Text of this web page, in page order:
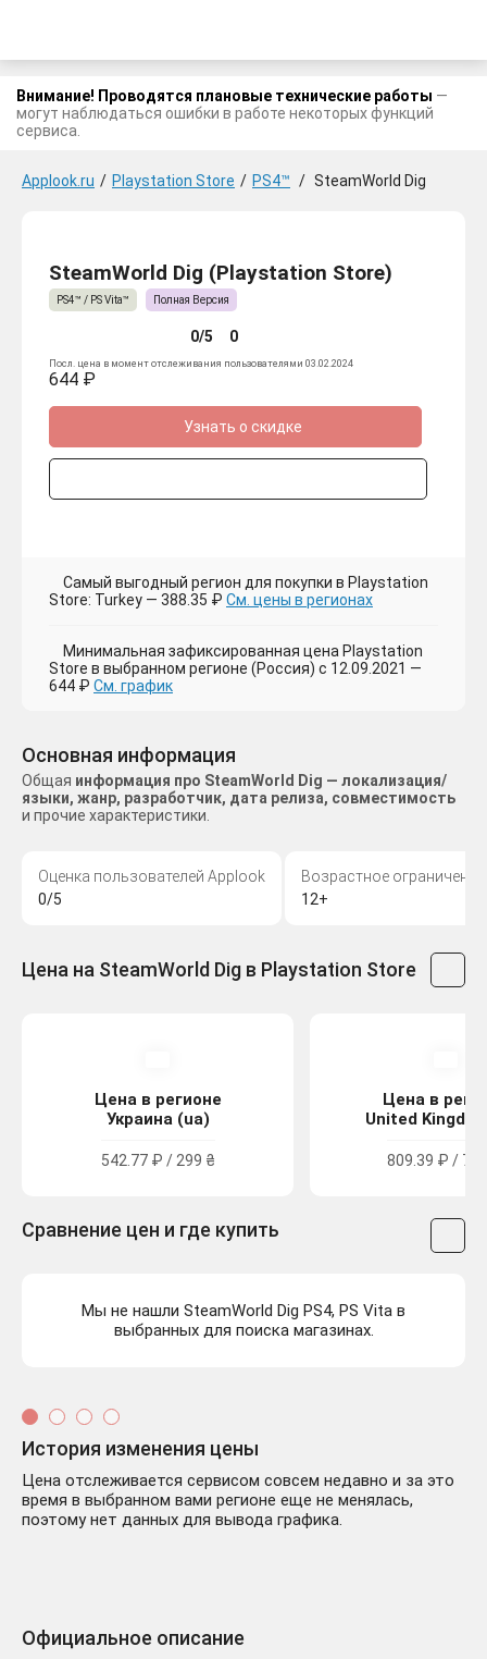
Внимание! Проводятся плановые технические работы —
могут наблюдаться ошибки в работе некоторых функций
сервиса.
Applook.ru / Playstation Store / PS4™ / SteamWorld Dig
SteamWorld Dig (Playstation Store)
PS4™ / PS Vita™ Полная Версия
0/5 0
Посл. цена в момент отслеживания пользователями 03.02.2024
644 ₽
Узнать о скидке
Самый выгодный регион для покупки в Playstation
Store: Turkey — 388.35 ₽ См. цены в регионах
Минимальная зафиксированная цена Playstation
Store в выбранном регионе (Россия) с 12.09.2021 —
644 ₽ См. график
Основная информация
Общая информация про SteamWorld Dig — локализация/
языки, жанр, разработчик, дата релиза, совместимость
и прочие характеристики.
Оценка пользователей Applook
0/5
Возрастное ограничение
12+
Цена на SteamWorld Dig в Playstation Store
Цена в регионе
Украина (ua)
542.77 ₽ / 299 ₴
Цена в
United
809.39 ₽ /
Сравнение цен и где купить
Мы не нашли SteamWorld Dig PS4, PS Vita в
выбранных для поиска магазинах.
История изменения цены
Цена отслеживается сервисом совсем недавно и за это
время в выбранном вами регионе еще не менялась,
поэтому нет данных для вывода графика.
Официальное описание